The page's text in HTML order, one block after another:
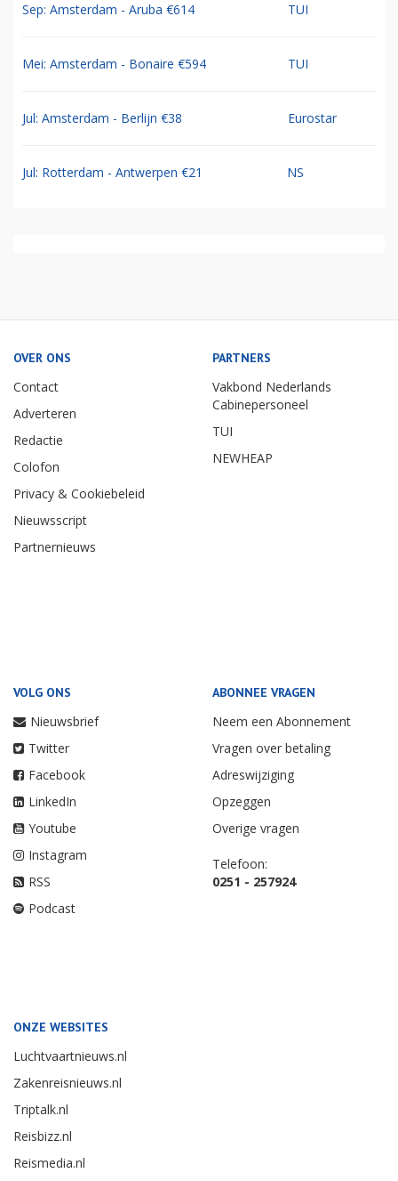
Sep: Amsterdam - Aruba €614 TUI
Mei: Amsterdam - Bonaire €594 TUI
Jul: Amsterdam - Berlijn €38 Eurostar
Jul: Rotterdam - Antwerpen €21 NS
OVER ONS
Contact
Adverteren
Redactie
Colofon
Privacy & Cookiebeleid
Nieuwsscript
Partnernieuws
PARTNERS
Vakbond Nederlands
Cabinepersoneel
TUI
NEWHEAP
VOLG ONS
Nieuwsbrief
Twitter
Facebook
LinkedIn
Youtube
Instagram
RSS
Podcast
ABONNEE VRAGEN
Neem een Abonnement
Vragen over betaling
Adreswijziging
Opzeggen
Overige vragen
Telefoon:
0251 - 257924
ONZE WEBSITES
Luchtvaartnieuws.nl
Zakenreisnieuws.nl
Triptalk.nl
Reisbizz.nl
Reismedia.nl